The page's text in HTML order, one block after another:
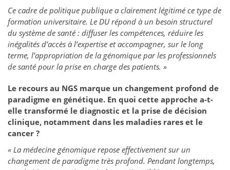
Ce cadre de politique publique a clairement légitimé ce type de
formation universitaire. Le DU répond à un besoin structurel
du système de santé : diffuser les compétences, réduire les
inégalités d’accès à l’expertise et accompagner, sur le long
terme, l’appropriation de la génomique par les professionnels
de santé pour la prise en charge des patients. »
Le recours au NGS marque un changement profond de
paradigme en génétique. En quoi cette approche a-t-
elle transformé le diagnostic et la prise de décision
clinique, notamment dans les maladies rares et le
cancer ?
« La médecine génomique repose effectivement sur un
changement de paradigme très profond. Pendant longtemps,